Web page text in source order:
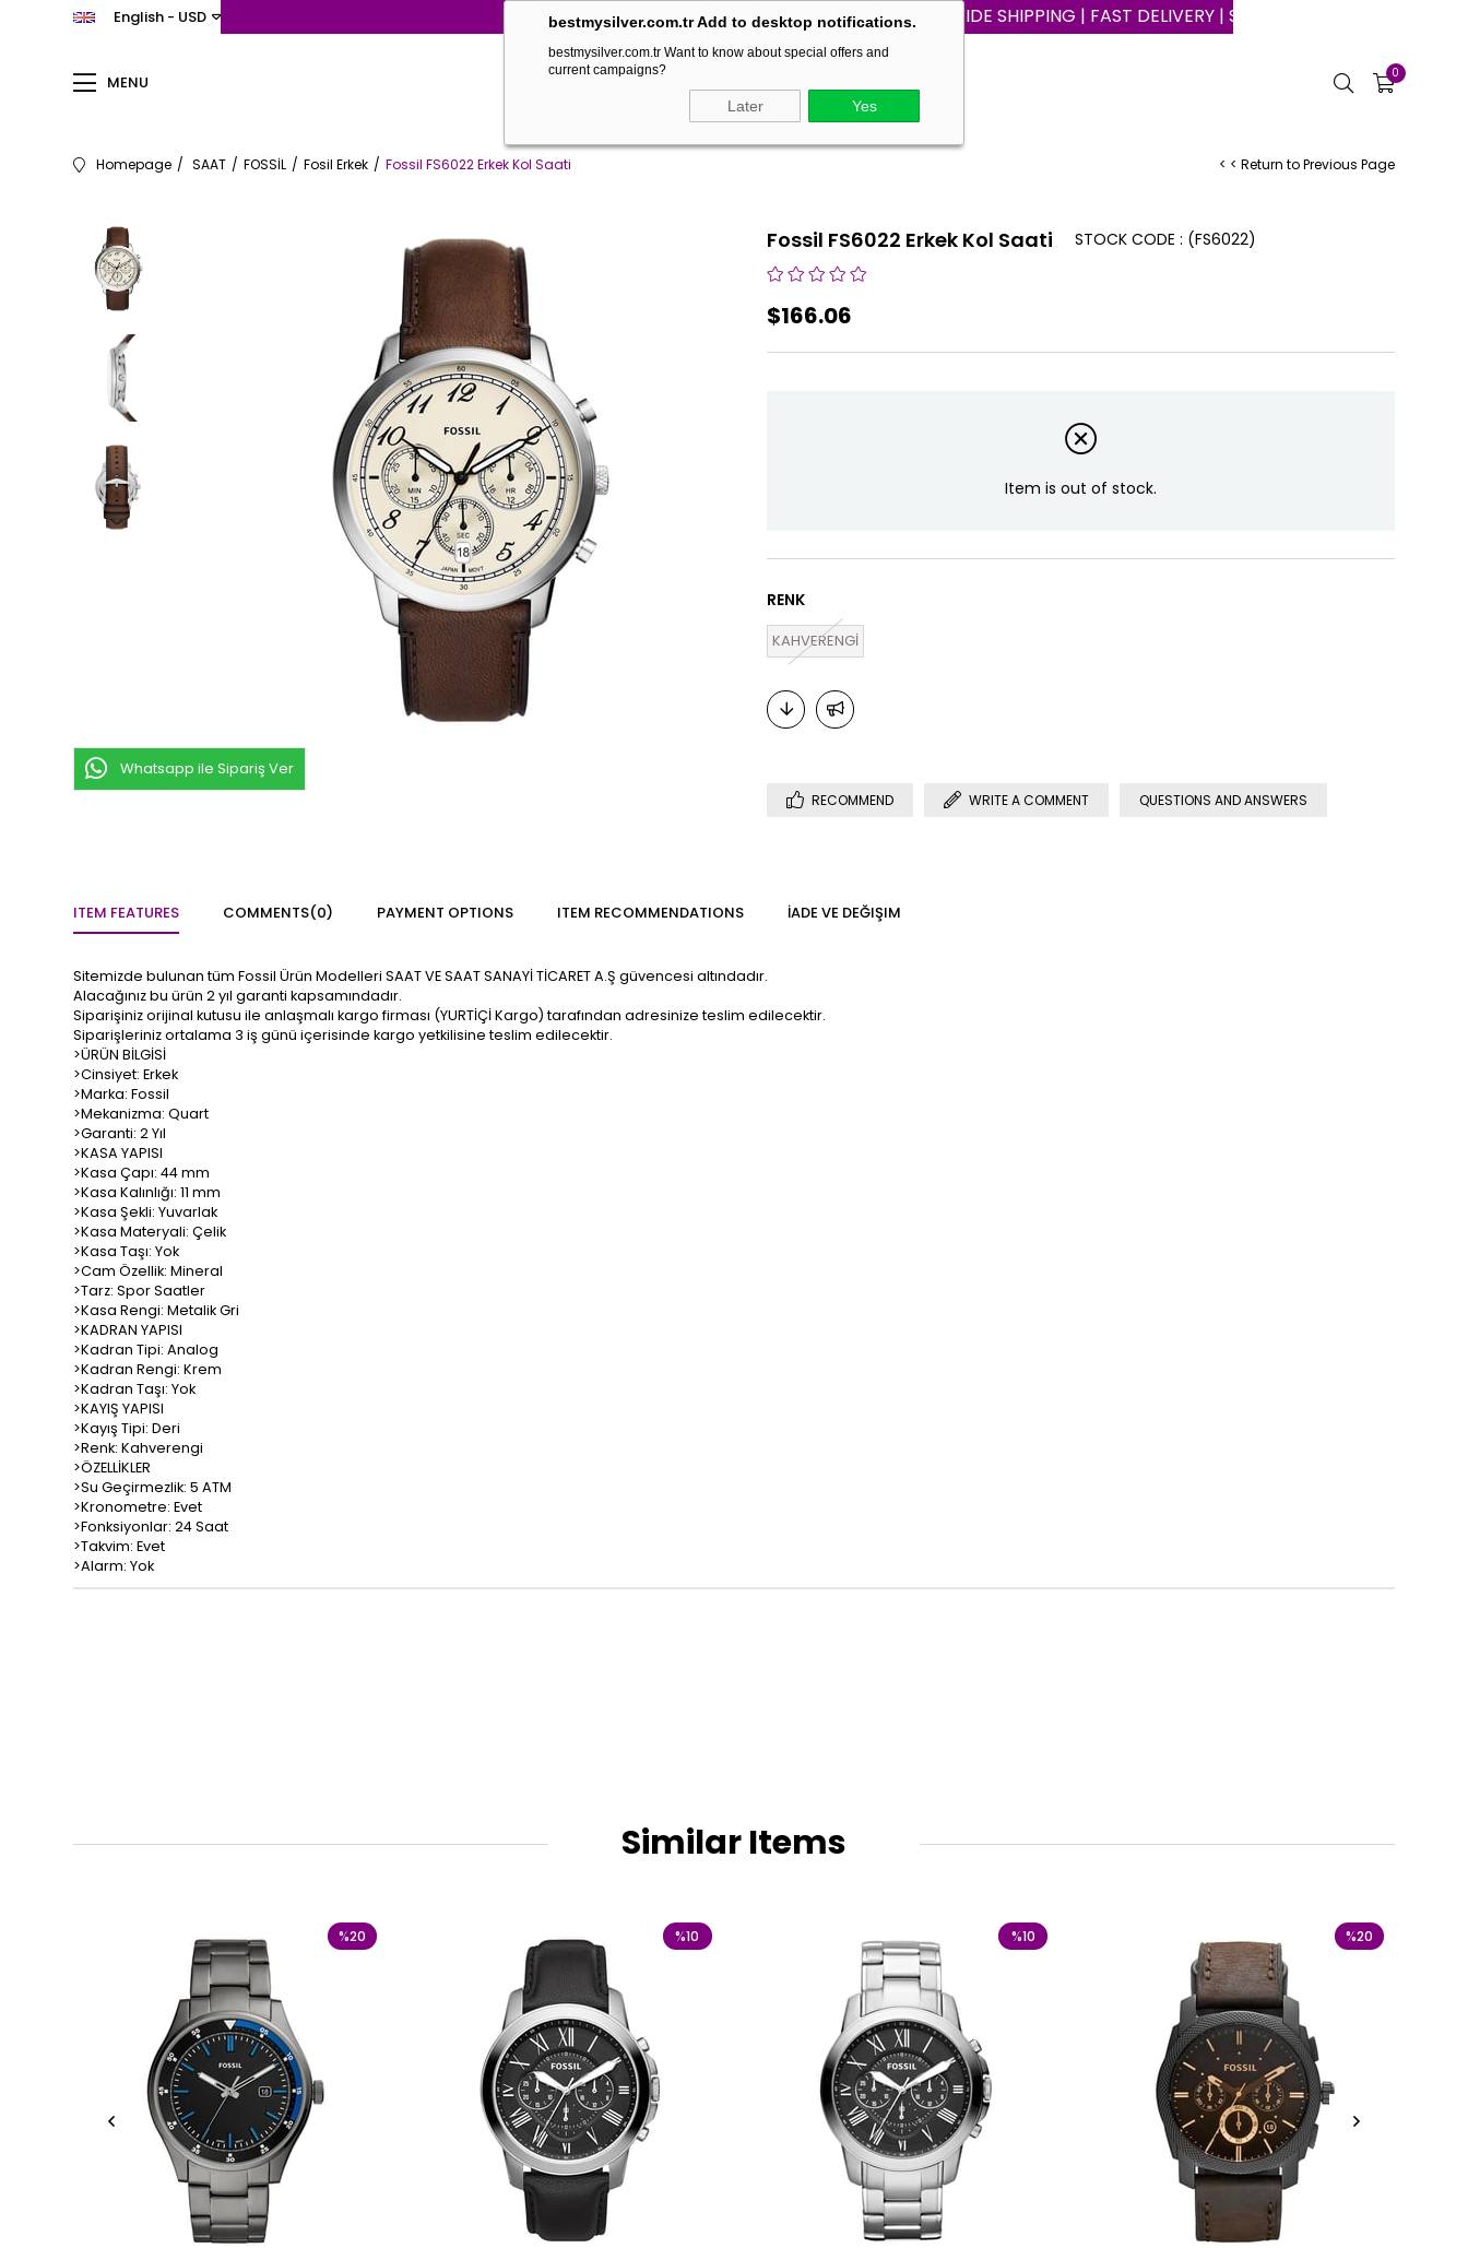
bestmysilver.com.tr Add to desktop notifications.
bestmysilver.com.tr Want to know about special offers and
current campaigns?
Later Yes
WORLD WIDE SHIPPING | FAST DELIVERY | SAFE SHOPPING ON THE INTERNET
MENU
English - USD
0
Homepage SAAT FOSSİL Fosil Erkek Fossil FS6022 Erkek Kol Saati < < Return to Previous Page
Whatsapp ile Sipariş Ver
Fossil FS6022 Erkek Kol Saati (FS6022)
STOCK CODE
$166.06
Item is out of stock.
RENK
KAHVERENGİ
RECOMMEND WRITE A COMMENT QUESTIONS AND ANSWERS
ITEM FEATURES COMMENTS(0) PAYMENT OPTIONS ITEM RECOMMENDATIONS İADE VE DEĞIŞIM
Sitemizde bulunan tüm Fossil Ürün Modelleri SAAT VE SAAT SANAYİ TİCARET A.Ş güvencesi altındadır.
Alacağınız bu ürün 2 yıl garanti kapsamındadır.
Siparişiniz orijinal kutusu ile anlaşmalı kargo firması (YURTİÇİ Kargo) tarafından adresinize teslim edilecektir.
Siparişleriniz ortalama 3 iş günü içerisinde kargo yetkilisine teslim edilecektir.
>ÜRÜN BİLGİSİ
>Cinsiyet: Erkek
>Marka: Fossil
>Mekanizma: Quart
>Garanti: 2 Yıl
>KASA YAPISI
>Kasa Çapı: 44 mm
>Kasa Kalınlığı: 11 mm
>Kasa Şekli: Yuvarlak
>Kasa Materyali: Çelik
>Kasa Taşı: Yok
>Cam Özellik: Mineral
>Tarz: Spor Saatler
>Kasa Rengi: Metalik Gri
>KADRAN YAPISI
>Kadran Tipi: Analog
>Kadran Rengi: Krem
>Kadran Taşı: Yok
>KAYIŞ YAPISI
>Kayış Tipi: Deri
>Renk: Kahverengi
>ÖZELLİKLER
>Su Geçirmezlik: 5 ATM
>Kronometre: Evet
>Fonksiyonlar: 24 Saat
>Takvim: Evet
>Alarm: Yok
Similar Items
%20 %10 %10 %20